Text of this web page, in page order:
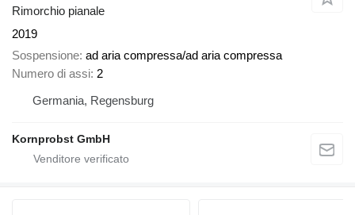
Rimorchio pianale
2019
Sospensione ad aria compressa/ad aria compressa
Numero di assi 2
Germania, Regensburg
Kornprobst GmbH